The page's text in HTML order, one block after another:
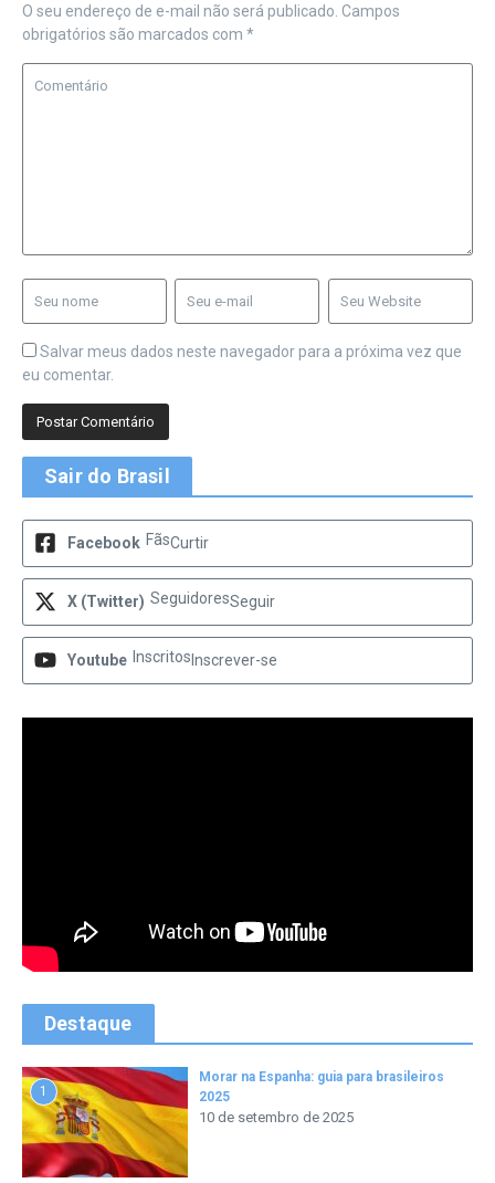
O seu endereço de e-mail não será publicado. Campos
obrigatórios são marcados com *
Salvar meus dados neste navegador para a próxima vez que
eu comentar.
Sair do Brasil
Facebook FãsCurtir
X (Twitter) SeguidoresSeguir
Youtube Inscritos Inscrever-se
Destaque
1
Morar na Espanha: guia para brasileiros
2025
10 de setembro de 2025